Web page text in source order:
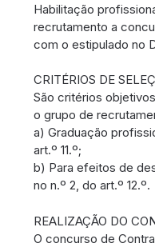
Habilitação
recrutamento a
com o estipulado no
CRITÉRIOS DE
São critérios
o grupo de
a) Graduação
art.º 11.º;
b) Para efeitos de
no n.º 2, do art.º 12.º.
REALIZAÇÃO DO
O concurso de